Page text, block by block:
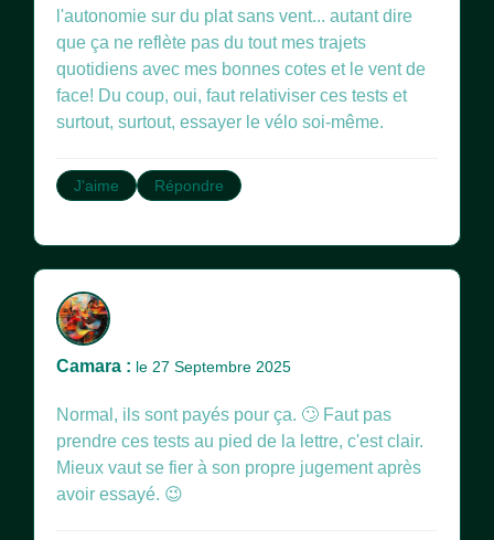
l'autonomie sur du plat sans vent... autant dire
que ça ne reflète pas du tout mes trajets
quotidiens avec mes bonnes cotes et le vent de
face! Du coup, oui, faut relativiser ces tests et
surtout, surtout, essayer le vélo soi-même.
J'aime Répondre
Camara : le 27 Septembre 2025
Normal, ils sont payés pour ça. 🙄 Faut pas
prendre ces tests au pied de la lettre, c'est clair.
Mieux vaut se fier à son propre jugement après
avoir essayé. 😉